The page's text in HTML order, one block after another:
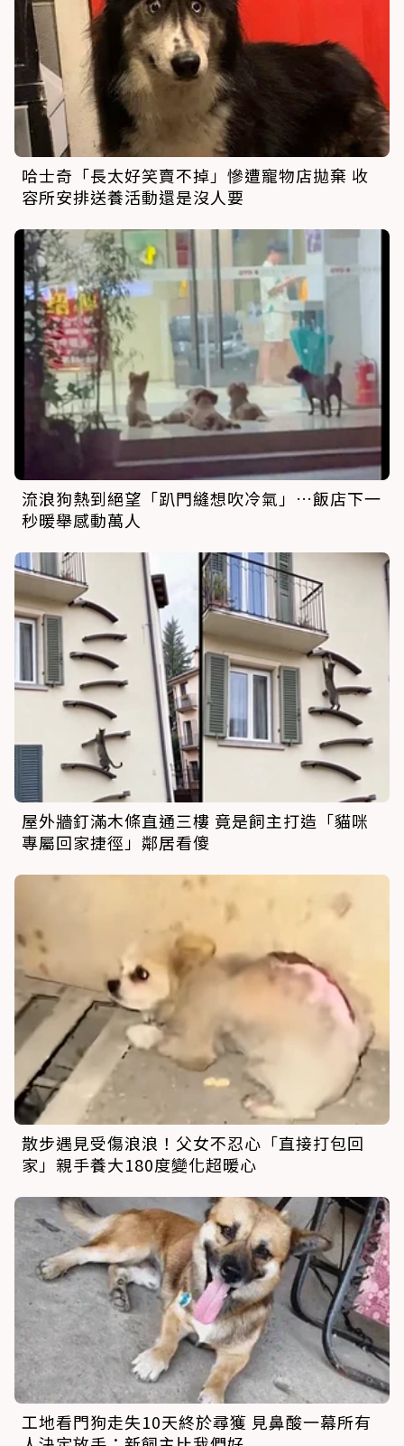
哈士奇「長太好笑賣不掉」慘遭寵物店拋棄 收
容所安排送養活動還是沒人要
流浪狗熱到絕望「趴門縫想吹冷氣」…飯店下一
秒暖舉感動萬人
屋外牆釘滿木條直通三樓 竟是飼主打造「貓咪
專屬回家捷徑」鄰居看傻
散步遇見受傷浪浪！父女不忍心「直接打包回
家」親手養大180度變化超暖心
工地看門狗走失10天終於尋獲 見鼻酸一幕所有